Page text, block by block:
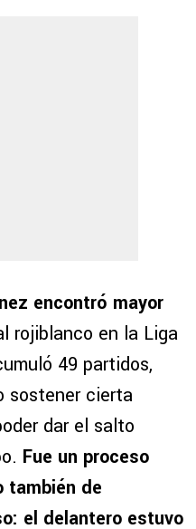
encontró mayor
rojiblanco en la Liga
49 partidos,
sostener cierta
dar el salto
Fue un proceso
también de
el delantero estuvo